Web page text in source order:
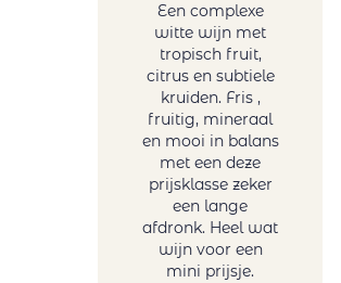
Een complexe
witte wijn met
tropisch fruit,
citrus en subtiele
kruiden. Fris ,
fruitig, mineraal
en mooi in balans
met een deze
prijsklasse zeker
een lange
afdronk. Heel wat
wijn voor een
mini prijsje.